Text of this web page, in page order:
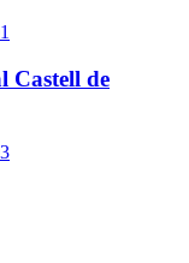
Castell de